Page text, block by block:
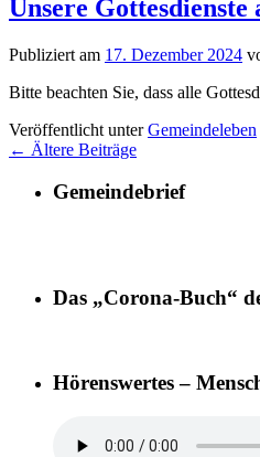
Unsere
Publiziert am 17. Dezember 2024
Bitte beachten Sie, dass alle
Veröffentlicht unter Gemeindeleben
← Ältere Beiträge
Gemeindebrief
Das „Corona-Buch“
Hörenswertes –